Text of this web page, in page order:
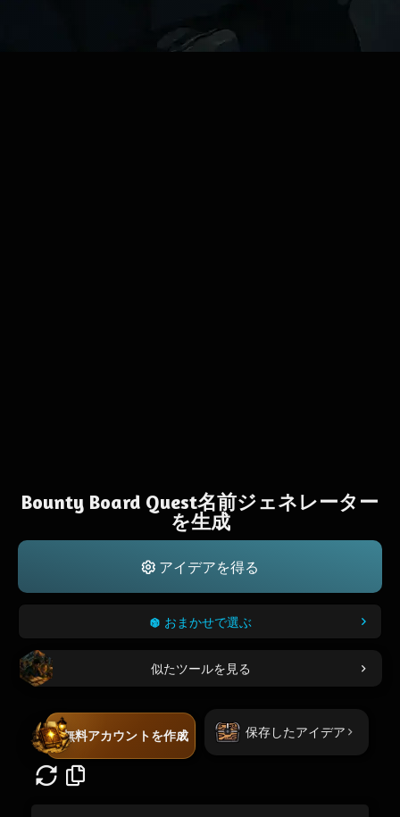
Bounty Board Quest名前ジェネレーター
を生成
アイデアを得る
おまかせで選ぶ
似たツールを見る
無料アカウントを作成 保存したアイデア